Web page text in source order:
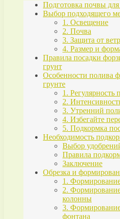
Подготовка почвы
Выбор подходящего
1. Освещение
2. Почва
3. Защита от
4. Размер и
Правила посадки
грунт
Особенности полива
грунте
1. Регулярность
2.
3. Утренний
4. Избегайте
5. Подкормка
Необходимость
Выбор
Правила
Заключение
Обрезка и
1.
2.
колонны
3.
фонтана